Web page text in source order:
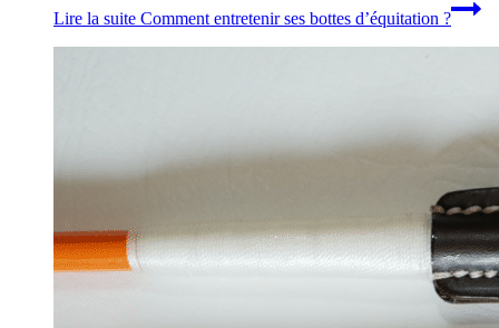
Lire la suite Comment entretenir ses bottes d’équitation ?